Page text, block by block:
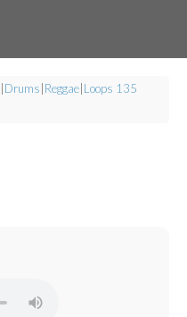
Drums Reggae Loops 135